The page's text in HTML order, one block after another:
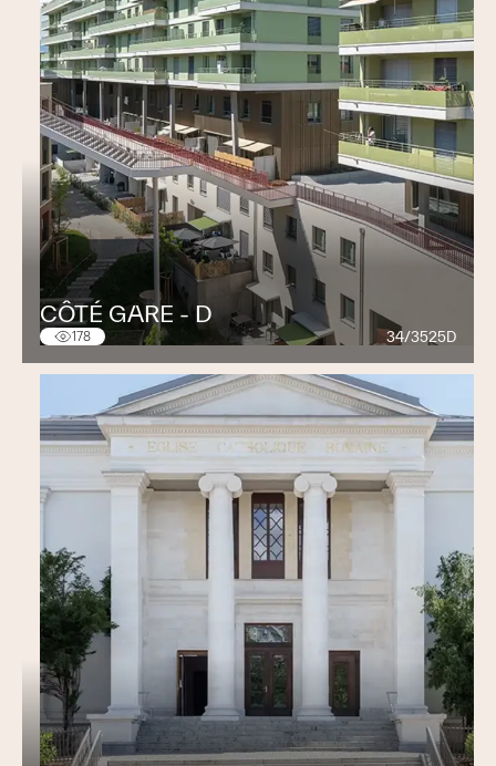
Par ailleurs, la Norme de protection incendie de
l’Association des Etablissements Cantonaux d’Assurance
Incendie (AEAI), les propriétaires de bâtiments équipés
d’un système de protection contre la foudre sont tenus
de le maintenir en état et garantir leur fonctionnement
en tout temps. Ces contrôles doivent être confiés à une
entreprise concessionnaire et agréée.
CÔTÉ GARE - D
178 34/3525D